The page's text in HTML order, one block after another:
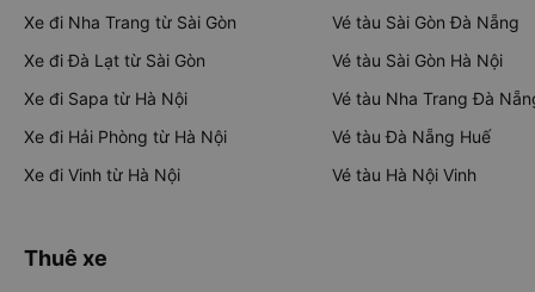
Xe đi Nha Trang từ Sài Gòn
Xe đi Đà Lạt từ Sài Gòn
Xe đi Sapa từ Hà Nội
Xe đi Hải Phòng từ Hà Nội
Xe đi Vinh từ Hà Nội
Vé tàu Sài Gòn Đà Nẵng
Vé tàu Sài Gòn Hà Nội
Vé tàu Nha Trang Đà
Vé tàu Đà Nẵng Huế
Vé tàu Hà Nội Vinh
Thuê xe